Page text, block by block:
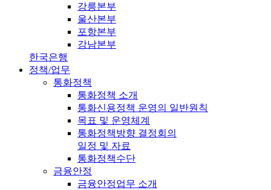
강릉본부
울산본부
포항본부
강남본부
한국은행
정책/업무
통화정책
통화정책 소개
통화신용정책 운영의 일반원칙
목표 및 운영체계
통화정책방향 결정회의
일정 및 자료
통화정책수단
금융안정
금융안정업무 소개